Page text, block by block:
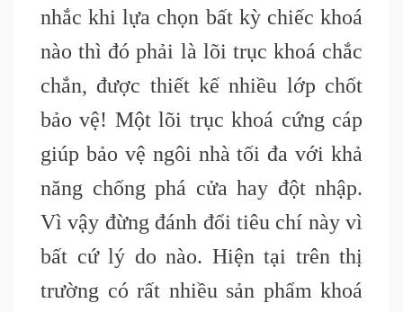
nhắc khi lựa chọn bất kỳ chiếc khoá
nào thì đó phải là lõi trục khoá chắc
chắn, được thiết kế nhiều lớp chốt
bảo vệ! Một lõi trục khoá cứng cáp
giúp bảo vệ ngôi nhà tối đa với khả
năng chống phá cửa hay đột nhập.
Vì vậy đừng đánh đổi tiêu chí này vì
bất cứ lý do nào. Hiện tại trên thị
trường có rất nhiều sản phẩm khoá